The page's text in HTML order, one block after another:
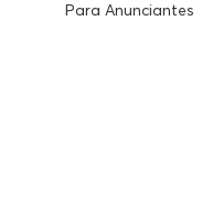
Para Anunciantes